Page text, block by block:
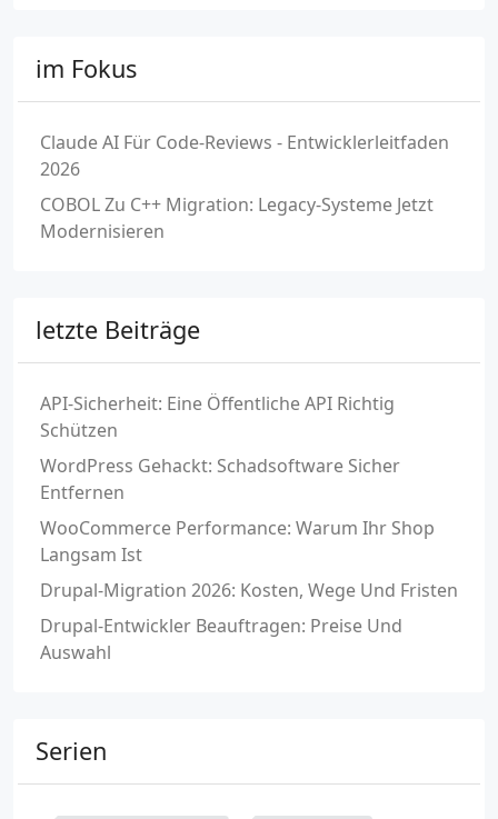
im Fokus
Claude AI Für Code-Reviews - Entwicklerleitfaden
2026
COBOL Zu C++ Migration: Legacy-Systeme Jetzt
Modernisieren
letzte Beiträge
API-Sicherheit: Eine Öffentliche API Richtig
Schützen
WordPress Gehackt: Schadsoftware Sicher
Entfernen
WooCommerce Performance: Warum Ihr Shop
Langsam Ist
Drupal-Migration 2026: Kosten, Wege Und Fristen
Drupal-Entwickler Beauftragen: Preise Und
Auswahl
Serien